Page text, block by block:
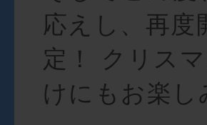
応えし、再度
定！ クリス
けにもお楽